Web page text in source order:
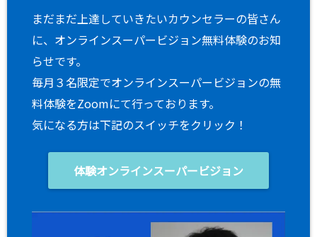
まだまだ上達していきたいカウンセラーの皆さん
に、オンラインスーパービジョン無料体験のお知
らせです。
毎月３名限定でオンラインスーパービジョンの無
料体験をZoomにて行っております。
気になる方は下記のスイッチをクリック！
体験オンラインスーパービジョン